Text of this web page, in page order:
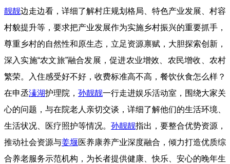
靓靓边走边看，详细了解村庄规划格局、特色产业发展、村容
村貌提升等，要求把产业发展作为实施乡村振兴的重要抓手，
尊重乡村的自然性和原生态，立足资源禀赋，大胆探索创新，
深入实施“农文旅”融合发展，促进农业增效、农民增收、农村
繁荣。
入住感受好不好，收费标准高不高，餐饮伙食怎么样？
在申丞溱湖护理院， 孙靓靓一行走进娱乐活动室，围绕大家关
心的问题，与在院老人亲切交谈，详细了解他们的生活环境、
生活状况、医疗照护等情况。 孙靓靓指出，要整合优势资源，
推动社会资源与姜堰医养康养产业深度融合，倾力打造优质综
合养老服务示范机构，为长者提供健康、快乐、安心的晚年生